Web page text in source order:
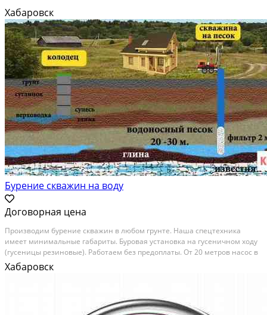
Хабаровск
Бурение скважин на воду
Договорная цена
Производим бурение скважин в любом грунте. Наша спецтехника
имеет минимальные габариты. Буровая установка на гусеничном ходу
(гусеницы резиновые). Работаем без предоплаты. От 20 метров насос в
подарок!
Хабаровск